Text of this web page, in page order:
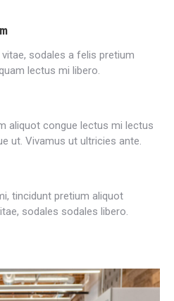
sodales a felis pretium
lectus mi libero.
aliquot congue lectus mi lectus
ut. Vivamus ut ultricies ante.
tincidunt pretium aliquot
sodales sodales libero.